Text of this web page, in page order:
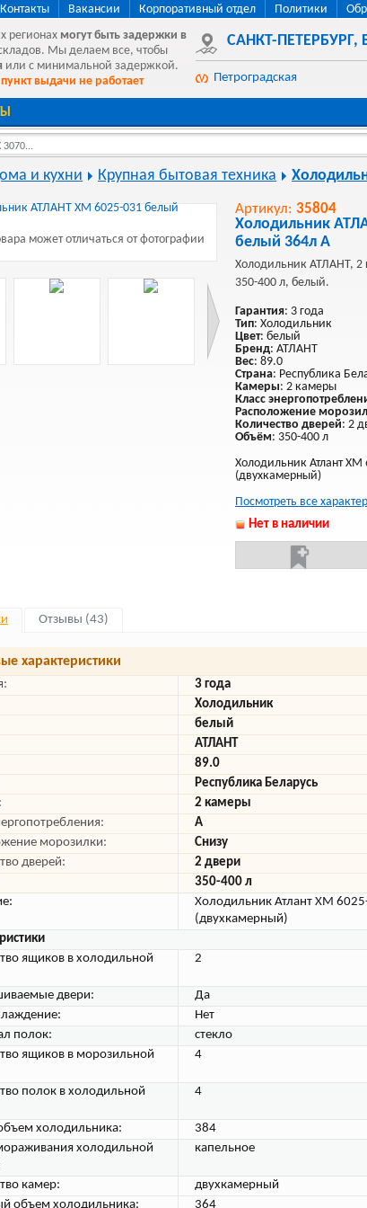
Контакты Вакансии Корпоративный отдел Политики
регионах могут быть задержки в
Мы делаем все, чтобы
или с минимальной задержкой.
выдачи не работает
САНКТ-ПЕТЕРБУРГ,
Петроградская
3070...
и кухни Крупная бытовая техника
может отличаться от фотографии
Артикул: 35804
Холодильник
белый 364л A
Холодильник АТЛАНТ, 2
350-400 л, белый.
Гарантия: 3 года
Тип: Холодильник
Цвет: белый
Бренд: АТЛАНТ
Вес: 89.0
Страна: Республика
Камеры: 2 камеры
Класс
Расположение
Количество дверей: 2
Объём: 350-400 л
Холодильник Атлант ХМ
(двухкамерный)
Посмотреть все
Нет в наличии
Отзывы (43)
характеристики
3 года
Холодильник
белый
АТЛАНТ
89.0
Республика Беларусь
2 камеры
A
морозилки:
Снизу
дверей:
2 двери
350-400 л
Холодильник Атлант ХМ
(двухкамерный)
ящиков в холодильной
2
двери:
Да
Нет
полок:
стекло
ящиков в морозильной
4
полок в холодильной
4
холодильника:
384
холодильной
капельное
камер:
двухкамерный
объем холодильника:
364